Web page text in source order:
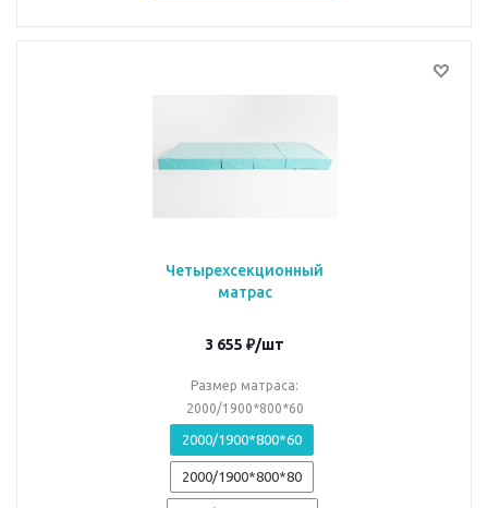
Четырехсекционный
матрас
3 655 ₽/шт
Размер матраса:
2000/1900*800*60
2000/1900*800*60
2000/1900*800*80